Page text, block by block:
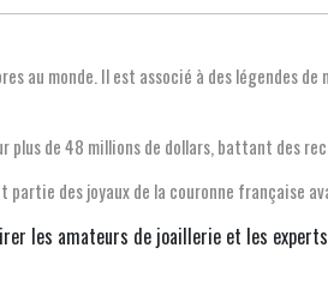
au monde. Il est associé à des légendes
de 48 millions de dollars, battant des
partie des joyaux de la couronne française
les amateurs de joaillerie et les